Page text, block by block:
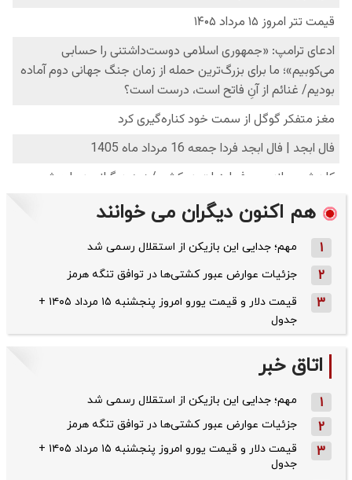
هم اکنون دیگران می خوانند
1 مهم؛ جدایی این بازیکن از استقلال رسمی شد
2 جزئیات عوارض عبور کشتی‌ها در توافق تنگه هرمز
3
قیمت دلار و قیمت یورو امروز پنجشنبه ۱۵ مرداد ۱۴۰۵ +
جدول
اتاق خبر
1 مهم؛ جدایی این بازیکن از استقلال رسمی شد
2 جزئیات عوارض عبور کشتی‌ها در توافق تنگه هرمز
3
قیمت دلار و قیمت یورو امروز پنجشنبه ۱۵ مرداد ۱۴۰۵ +
جدول